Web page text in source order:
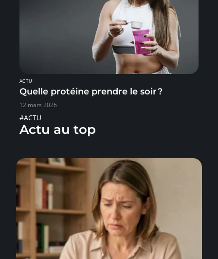
ACTU
Quelle protéine prendre le soir ?
12 mars 2026
#ACTU
Actu au top